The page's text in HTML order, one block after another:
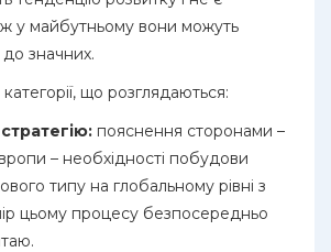
у майбутньому вони можуть
значних.
що розглядаються:
пояснення сторонами –
– необхідності побудови
типу на глобальному рівні з
цьому процесу безпосередньо